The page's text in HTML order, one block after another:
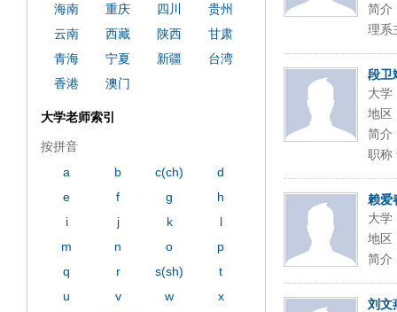
简介
理系
段卫
大学
地区
简介
职称
赖爱
大学
地区
简介
刘文
海南
重庆 四川
贵州
云南
西藏 陕西
甘肃
青海
宁夏 新疆
台湾
香港
澳门
大学老师索引
按拼音
a
b c(ch)
d
e
f g
h
i
j k
l
m
n o
p
q
r s(sh)
t
u
v w
x